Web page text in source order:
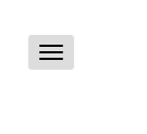
Toggle